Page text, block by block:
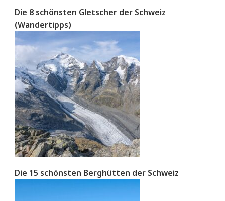
Die 8 schönsten Gletscher der Schweiz
(Wandertipps)
Die 15 schönsten Berghütten der Schweiz